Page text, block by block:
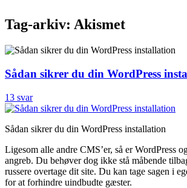
Tag-arkiv: Akismet
Sådan sikrer du din WordPress
13 svar
Sådan sikrer du din WordPress installation
Ligesom alle andre CMS’er, så er WordPress
angreb. Du behøver dog ikke stå måbende
russere overtage dit site. Du kan tage sagen i
for at forhindre uindbudte gæster.